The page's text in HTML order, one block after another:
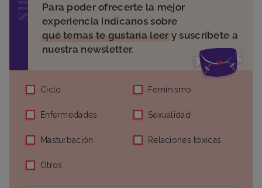
Para poder ofrecerte la mejor
experiencia indícanos sobre
qué temas te gustaría leer y suscríbete a
nuestra newsletter.
Ciclo Feminismo
Enfermedades Sexualidad
Masturbación Relaciones tóxicas
Otros